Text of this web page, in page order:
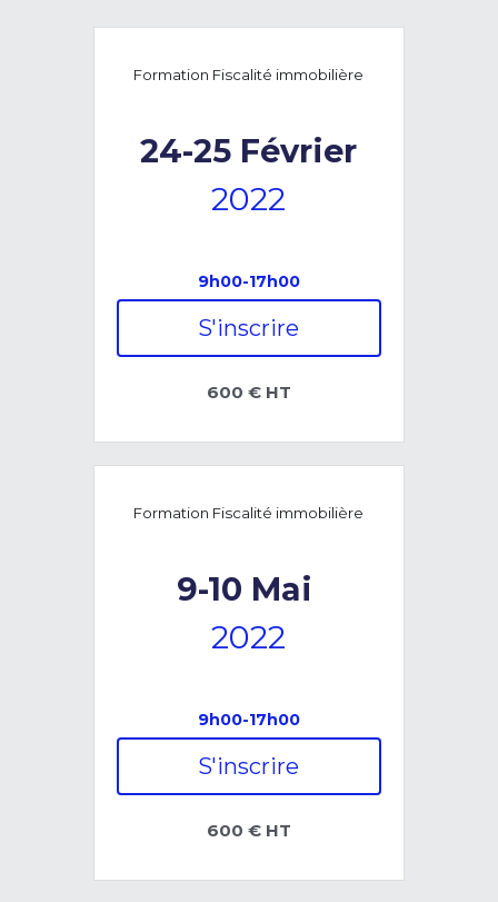
Formation Fiscalité immobilière
24-25 Février
2022
9h00-17h00
S'inscrire
600 € HT
Formation Fiscalité immobilière
9-10 Mai
2022
9h00-17h00
S'inscrire
600 € HT